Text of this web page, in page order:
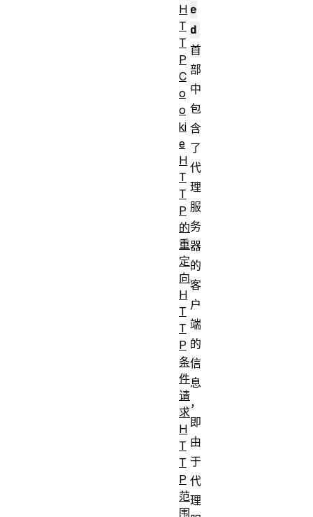
e
d
首
部
中
包
含
了
代
理
服
务
器
的
客
户
端
的
信
息
，
即
由
于
代
理
H
T
T
P
C
o
o
ki
e
H
T
T
P
的
重
定
向
H
T
T
P
条
件
请
求
H
T
T
P
范
围